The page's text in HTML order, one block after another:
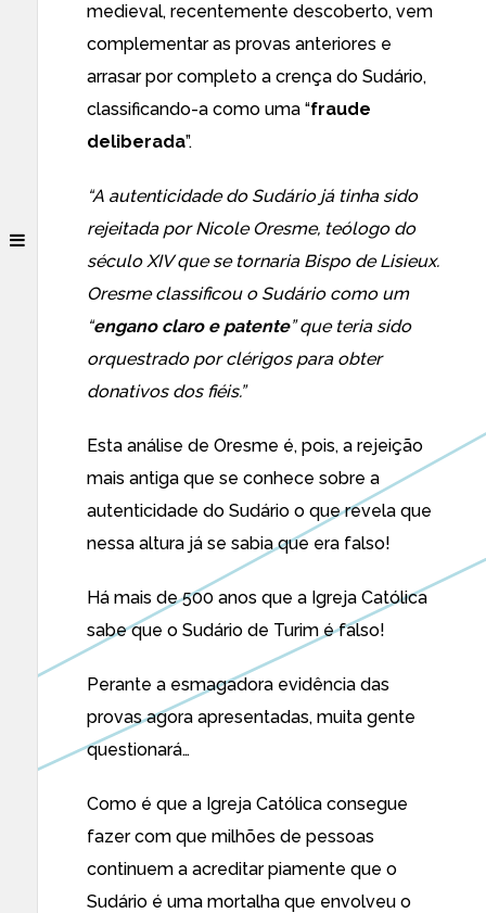
medieval, recentemente descoberto, vem
complementar as provas anteriores e
arrasar por completo a crença do Sudário,
classificando-a como uma “fraude
deliberada”.
“A autenticidade do Sudário já tinha sido
rejeitada por Nicole Oresme, teólogo do
século XIV que se tornaria Bispo de Lisieux.
Oresme classificou o Sudário como um
“engano claro e patente” que teria sido
orquestrado por clérigos para obter
donativos dos fiéis.”
Esta análise de Oresme é, pois, a rejeição
mais antiga que se conhece sobre a
autenticidade do Sudário o que revela que
nessa altura já se sabia que era falso!
Há mais de 500 anos que a Igreja Católica
sabe que o Sudário de Turim é falso!
Perante a esmagadora evidência das
provas agora apresentadas, muita gente
questionará…
Como é que a Igreja Católica consegue
fazer com que milhões de pessoas
continuem a acreditar piamente que o
Sudário é uma mortalha que envolveu o